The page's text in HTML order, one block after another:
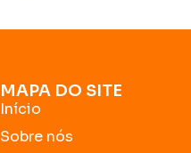
MAPA DO SITE
Início
Sobre nós